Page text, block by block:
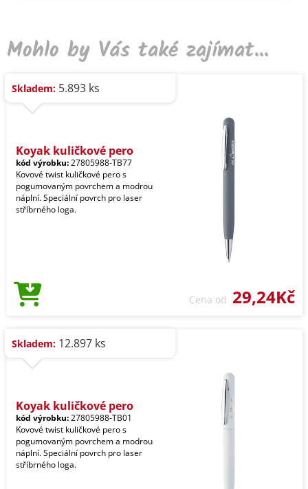
Mohlo by Vás také zajímat...
Skladem: 5.893 ks
Koyak kuličkové pero
kód výrobku:27805988-TB77
Kovové twist kuličkové pero s
pogumovaným povrchem a modrou
náplní. Speciální povrch pro laser
stříbrného loga.
Cena od 29,24Kč
Skladem: 12.897 ks
Koyak kuličkové pero
kód výrobku:27805988-TB01
Kovové twist kuličkové pero s
pogumovaným povrchem a modrou
náplní. Speciální povrch pro laser
stříbrného loga.